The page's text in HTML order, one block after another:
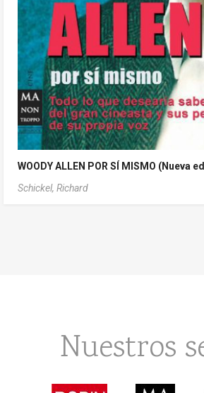
WOODY ALLEN POR SÍ MISMO (Nueva
Schickel, Richard
Nuestros